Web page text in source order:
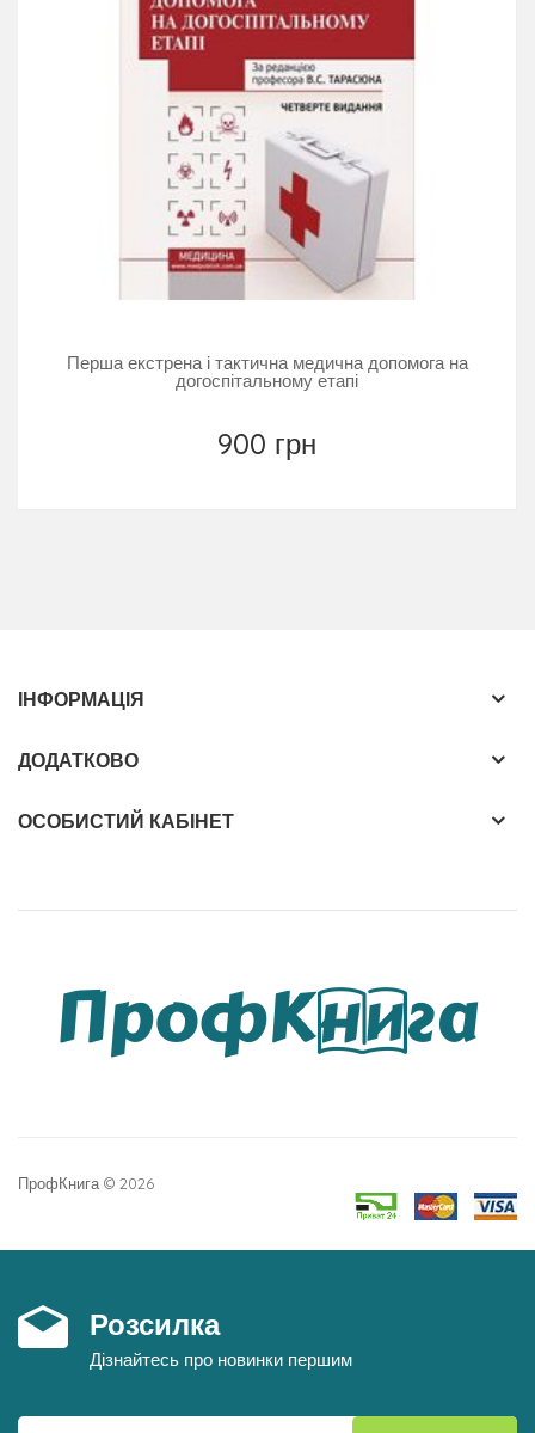
Перша екстрена і тактична медична допомога на
догоспітальному етапі
900 грн
ІНФОРМАЦІЯ
ДОДАТКОВО
ОСОБИСТИЙ КАБІНЕТ
ПрофКнига © 2026
Розсилка
Дізнайтесь про новинки першим